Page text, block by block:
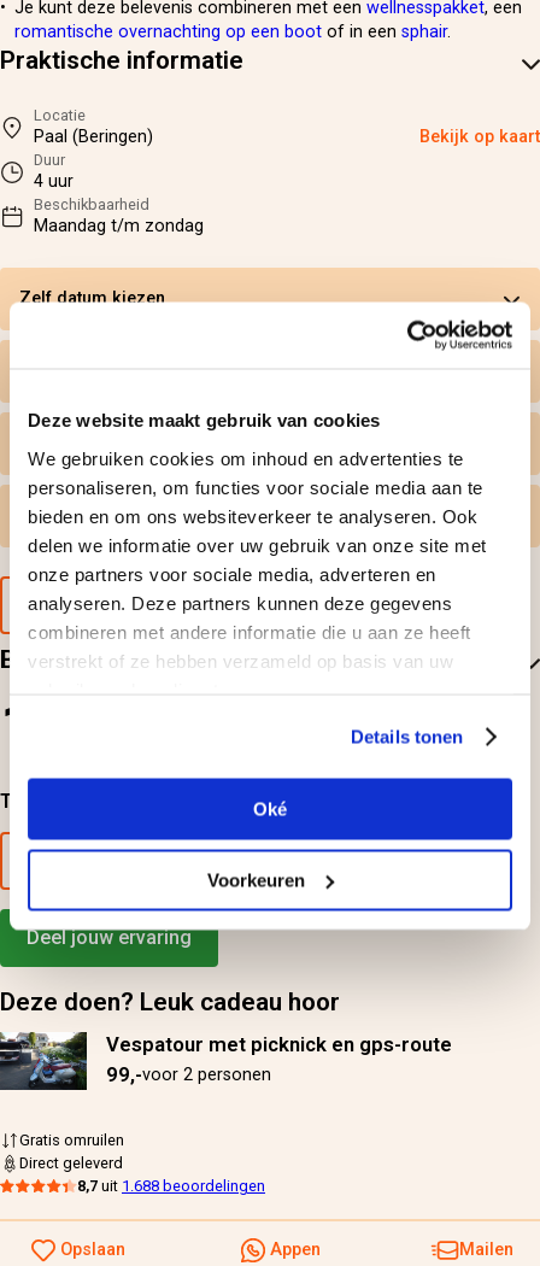
Deze website maakt gebruik van cookies
We gebruiken cookies om inhoud en advertenties te
personaliseren, om functies voor sociale media aan te
bieden en om ons websiteverkeer te analyseren. Ook
delen we informatie over uw gebruik van onze site met
onze partners voor sociale media, adverteren en
analyseren. Deze partners kunnen deze gegevens
combineren met andere informatie die u aan ze heeft
verstrekt of ze hebben verzameld op basis van uw
Details tonen
Oké
Voorkeuren
Je kunt deze belevenis combineren met een wellnesspakket, een
romantische overnachting op een boot of in een sphair.
Praktische informatie
Locatie
Paal (Beringen) Bekijk op kaart
Duur
4 uur
Beschikbaarheid
Maandag t/m zondag
Zelf datum kiezen
Gratis omruilen
Voorbeeld van de cadeaubon
Beoordelingen
1
Top-beoordelingen
Alle beoordelingen bekijken
Deel jouw ervaring
Deze doen? Leuk cadeau hoor
Vespatour met picknick en gps-route
99,-voor 2 personen
Gratis omruilen
Direct geleverd
8,7 uit 1.688 beoordelingen
Opslaan Appen Mailen